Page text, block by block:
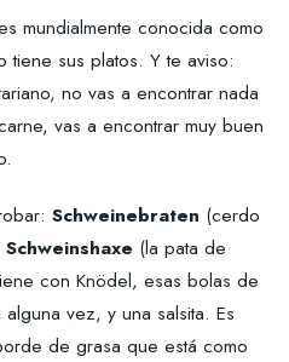
mundialmente conocida como
tiene sus platos. Y te aviso:
no vas a encontrar nada
vas a encontrar muy buen
Schweinebraten (cerdo
Schweinshaxe (la pata de
con Knödel, esas bolas de
vez, y una salsita. Es
de grasa que está como